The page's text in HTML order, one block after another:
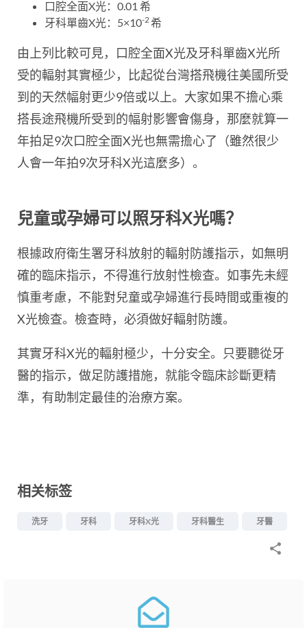
口腔全面X光：0.01 希
牙科單齒X光：5×10-2 希
由上列比較可見，口腔全面X光及牙科單齒X光所
受的輻射其實極少，比起從台灣搭飛機往美國所受
到的天然幅射更少9倍或以上。大家如果不擔心乘
搭長途飛機所受到的幅射影響會傷身，那麼就算一
年拍足9次口腔全面X光也無需擔心了（雖然很少
人會一年拍9次牙科X光這麼多）。
兒童或孕婦可以照牙科X光嗎？
根據政府衛生署牙科放射的輻射防護指示，如無明
確的臨床指示，不得進行放射性檢查。如事先未經
慎重考慮，不能對兒童或孕婦進行長時間或重複的
X光檢查。檢查時，必須做好輻射防護。
其實牙科X光的輻射極少，十分安全。只要聽從牙
醫的指示，做足防護措施，就能令臨床診斷更精
準，有助制定最佳的治療方案。
相关标签
洗牙 牙科 牙科X光 牙科醫生 牙醫